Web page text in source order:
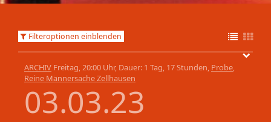
Filteroptionen einblenden
ARCHIV Freitag, 20:00 Uhr, Dauer: 1 Tag, 17 Stunden, Probe,
Reine Männersache Zellhausen
03.03.23